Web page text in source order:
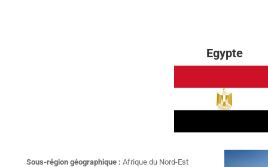
Egypte
Sous-région géographique : Afrique du Nord-Est